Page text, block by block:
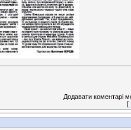
Додавати коментарі
[